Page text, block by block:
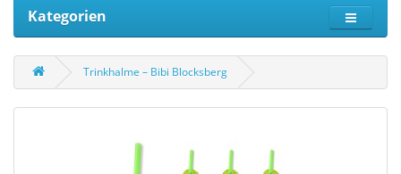
Kategorien
Trinkhalme – Bibi Blocksberg